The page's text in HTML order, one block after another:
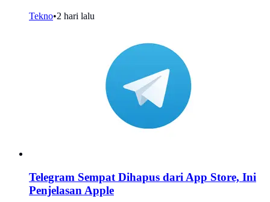
Tekno•2 hari lalu
Telegram Sempat Dihapus dari App Store, Ini
Penjelasan Apple